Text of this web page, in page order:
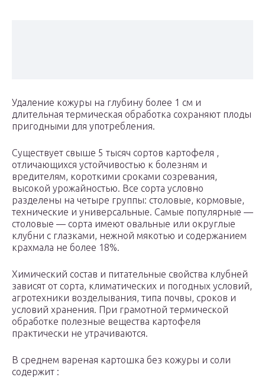
Удаление кожуры на глубину более 1 см и
длительная термическая обработка сохраняют плоды
пригодными для употребления.
Существует свыше 5 тысяч сортов картофеля ,
отличающихся устойчивостью к болезням и
вредителям, короткими сроками созревания,
высокой урожайностью. Все сорта условно
разделены на четыре группы: столовые, кормовые,
технические и универсальные. Самые популярные —
столовые — сорта имеют овальные или округлые
клубни с глазками, нежной мякотью и содержанием
крахмала не более 18%.
Химический состав и питательные свойства клубней
зависят от сорта, климатических и погодных условий,
агротехники возделывания, типа почвы, сроков и
условий хранения. При грамотной термической
обработке полезные вещества картофеля
практически не утрачиваются.
В среднем вареная картошка без кожуры и соли
содержит :